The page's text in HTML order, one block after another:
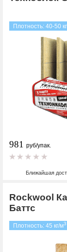
Плотность: 40-50
981 руб/упак.
Ближайшая
Rockwool
Баттс
Плотность: 45 кг/м3